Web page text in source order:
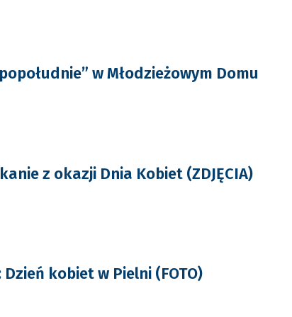
w Młodzieżowym Domu
z okazji Dnia Kobiet (ZDJĘCIA)
Dzień kobiet w Pielni (FOTO)